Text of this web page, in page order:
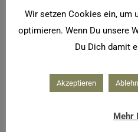
Wir setzen Cookies ein, um
optimieren. Wenn Du unsere
Du Dich damit
Akzeptieren
Mehr